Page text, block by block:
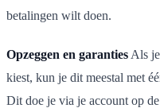
betalingen wilt doen.
Opzeggen en garanties Als
kiest, kun je dit meestal met
Dit doe je via je account op